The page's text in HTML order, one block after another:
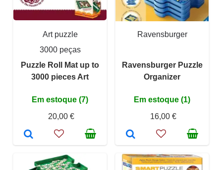
Art puzzle
3000 peças
Puzzle Roll Mat up to
3000 pieces Art
Em estoque (7)
20,00 €
Ravensburger
Ravensburger Puzzle
Organizer
Em estoque (1)
16,00 €